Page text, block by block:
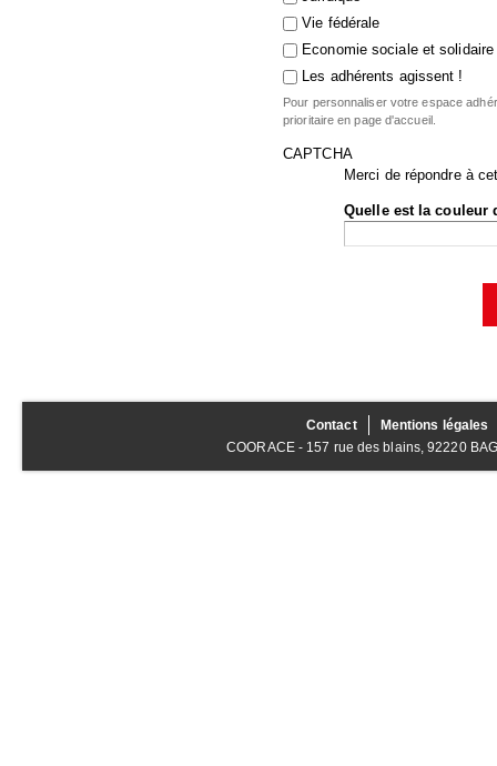
Vie fédérale
Economie sociale et solidaire
Les adhérents agissent !
Pour personnaliser votre espace
prioritaire en page d'accueil.
CAPTCHA
Merci de répondre à
Quelle est la couleur
Contact
Mentions légales
COORACE - 157 rue des blains, 92220